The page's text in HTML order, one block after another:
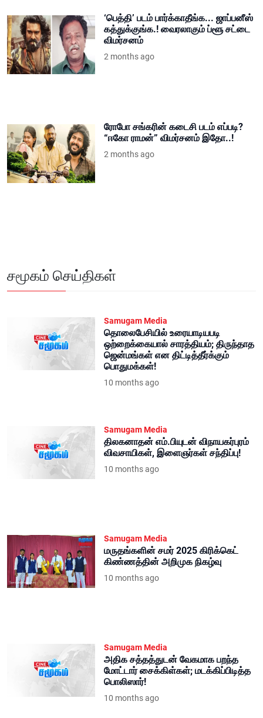
‘பெத்தி’ படம் பார்க்காதீங்க... ஜாப்பனீஸ்
கத்துக்குங்க.! வைரலாகும் ப்ளூ சட்டை
விமர்சனம்
2 months ago
ரோபோ சங்கரின் கடைசி படம் எப்படி?
“ஈகோ ராமன்” விமர்சனம் இதோ..!
2 months ago
சமூகம் செய்திகள்
Samugam Media
தொலைபேசியில் உரையாடியபடி
ஒற்றைக்கையால் சாரத்தியம்; திருந்தாத
ஜென்மங்கள் என திட்டித்தீர்க்கும்
பொதுமக்கள்!
10 months ago
Samugam Media
திலகனாதன் எம்.பியுடன் விநாயகர்புரம்
விவசாயிகள், இளைஞர்கள் சந்திப்பு!
10 months ago
Samugam Media
மருதங்களின் சமர் 2025 கிரிக்கெட்
கிண்ணத்தின் அறிமுக நிகழ்வு
10 months ago
Samugam Media
அதிக சத்தத்துடன் வேகமாக பறந்த
மோட்டார் சைக்கிள்கள்; மடக்கிப்பிடித்த
பொலிஸார்!
10 months ago